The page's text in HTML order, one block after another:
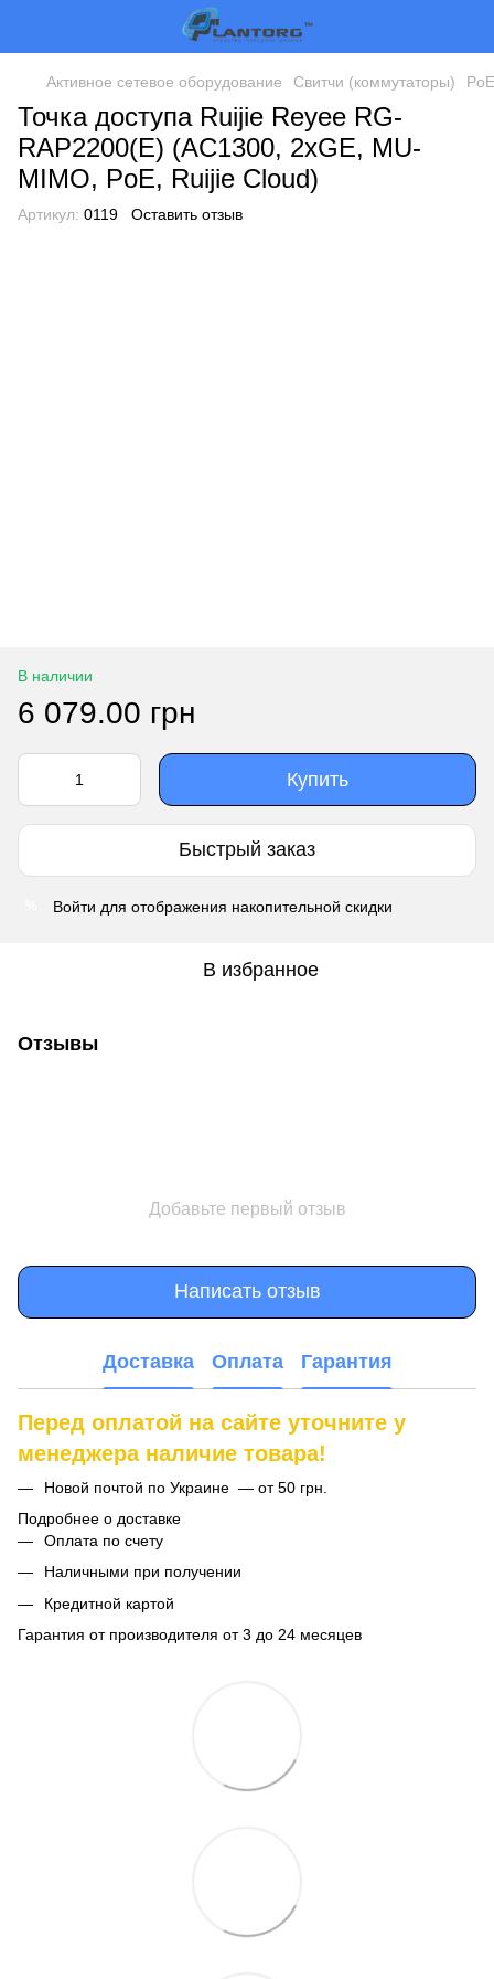
Активное сетевое оборудование Свитчи (коммутаторы)
Точка доступа Ruijie Reyee RG-
RAP2200(E) (AC1300, 2xGE, MU-
MIMO, PoE, Ruijie Cloud)
Артикул: 0119 Оставить отзыв
В наличии
6 079.00 грн
Купить
Быстрый заказ
Войти для отображения накопительной скидки
В избранное
Отзывы
Добавьте первый отзыв
Написать отзыв
Доставка Оплата Гарантия
Перед оплатой на сайте уточните у
менеджера наличие товара!
Новой почтой по Украине — от 50 грн.
Подробнее о доставке
Оплата по счету
Наличными при получении
Кредитной картой
Гарантия от производителя от 3 до 24 месяцев